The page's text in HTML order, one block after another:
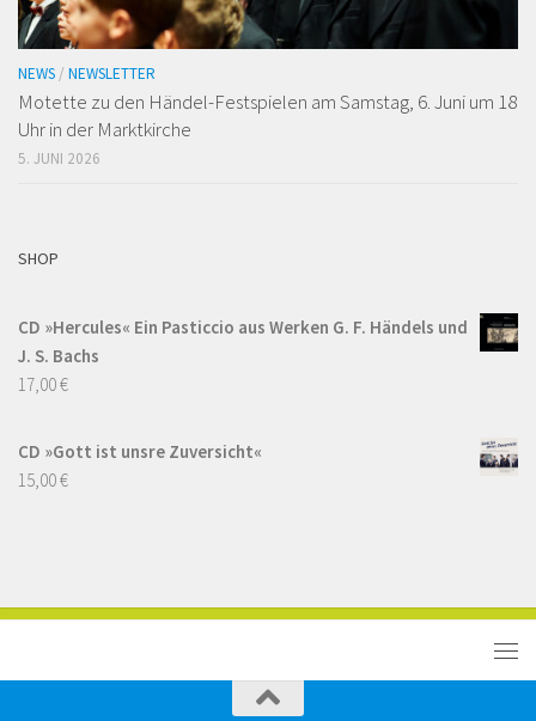
NEWS / NEWSLETTER
Motette zu den Händel-Festspielen am Samstag, 6. Juni um 18
Uhr in der Marktkirche
5. JUNI 2026
SHOP
CD »Hercules« Ein Pasticcio aus Werken G. F. Händels und
J. S. Bachs
17,00€
CD »Gott ist unsre Zuversicht«
15,00€